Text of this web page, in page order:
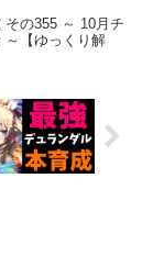
その355 ～ 10月チ